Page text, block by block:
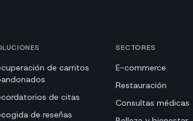
de carritos
de citas
de reseñas
SECTORES
E-commerce
Restauración
Consultas médicas